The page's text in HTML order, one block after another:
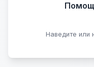
Наведите